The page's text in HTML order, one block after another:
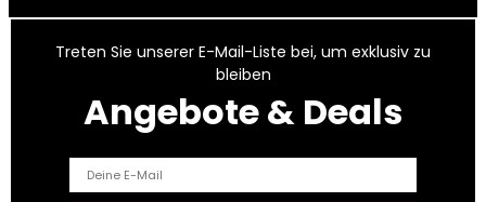
Treten Sie unserer E-Mail-Liste bei, um exklusiv zu
bleiben
Angebote & Deals